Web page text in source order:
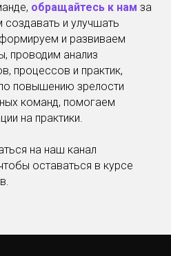
обращайтесь к нам за
и улучшать
и развиваем
проводим анализ
процессов и практик,
повышению зрелости
команд, помогаем
на практики.
на наш канал
оставаться в курсе